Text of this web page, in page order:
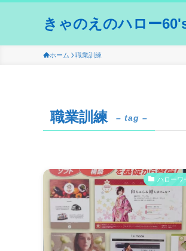
きゃのえのハロー
ホーム 職業訓練
職業訓練 – tag –
ハローワ